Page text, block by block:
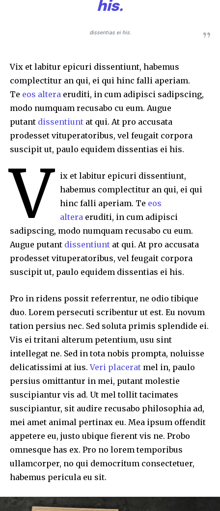
his.
dissentias ei his.
Vix et labitur epicuri dissentiunt, habemus
complectitur an qui, ei qui hinc falli aperiam.
Te eos altera eruditi, in cum adipisci sadipscing,
modo numquam recusabo cu eum. Augue
putant dissentiunt at qui. At pro accusata
prodesset vituperatoribus, vel feugait corpora
suscipit ut, paulo equidem dissentias ei his.
V
ix et labitur epicuri dissentiunt,
habemus complectitur an qui, ei qui
hinc falli aperiam. Te eos
altera eruditi, in cum adipisci
sadipscing, modo numquam recusabo cu eum.
Augue putant dissentiunt at qui. At pro accusata
prodesset vituperatoribus, vel feugait corpora
suscipit ut, paulo equidem dissentias ei his.
Pro in ridens possit referrentur, ne odio tibique
duo. Lorem persecuti scribentur ut est. Eu novum
tation persius nec. Sed soluta primis splendide ei.
Vis ei tritani alterum petentium, usu sint
intellegat ne. Sed in tota nobis prompta, noluisse
delicatissimi at ius.Veri placerat mel in, paulo
persius omittantur in mei, putant molestie
suscipiantur vis ad. Ut mel tollit tacimates
suscipiantur, sit audire recusabo philosophia ad,
mei amet animal pertinax eu. Mea ipsum offendit
appetere eu, justo ubique fierent vis ne. Probo
omnesque has ex. Pro no lorem temporibus
ullamcorper, no qui democritum consectetuer,
habemus pericula eu sit.